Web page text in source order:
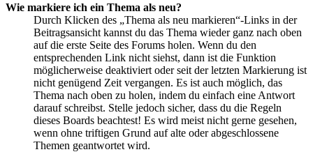
Wie markiere ich ein Thema als neu?
Durch Klicken des „Thema als neu markieren“-Links in der
Beitragsansicht kannst du das Thema wieder ganz nach oben
auf die erste Seite des Forums holen. Wenn du den
entsprechenden Link nicht siehst, dann ist die Funktion
möglicherweise deaktiviert oder seit der letzten Markierung ist
nicht genügend Zeit vergangen. Es ist auch möglich, das
Thema nach oben zu holen, indem du einfach eine Antwort
darauf schreibst. Stelle jedoch sicher, dass du die Regeln
dieses Boards beachtest! Es wird meist nicht gerne gesehen,
wenn ohne triftigen Grund auf alte oder abgeschlossene
Themen geantwortet wird.